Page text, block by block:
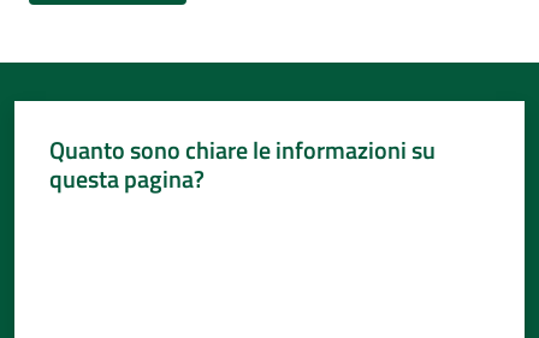
Quanto sono chiare le informazioni su
questa pagina?